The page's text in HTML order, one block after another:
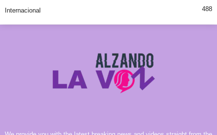
Internacional 488